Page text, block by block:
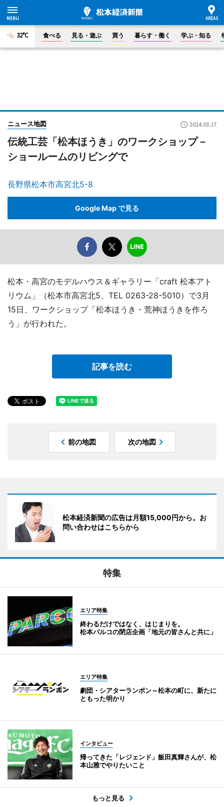
32°C 食べる 見る・遊ぶ 買う 暮らす・働く 学ぶ・知る
ニュース地図 2014.03.17
伝統工芸「松本ほうき」のワークショップ－
ショールームのリビングで
長野県松本市高宮北5-8
Google Map で見る
松本・高宮のモデルハウス＆ギャラリー「craft 松本アト
リウム」（松本市高宮北5、TEL 0263-28-5010）で3月
15日、ワークショップ「松本ほうき・荒神ほうきを作ろ
う」が行われた。
記事を読む
前の地図 次の地図
松本経済新聞の広告は月額15,000円から。お
問い合わせはこちらから
特集
エリア特集
終わるだけではなく、はじまりを。
松本パルコの閉店企画「地元の皆さんと共に」
エリア特集
劇団・シアターランポン～松本の町に、新たに
ともった明かり
インタビュー
帰ってきた「レジェンド」飯田真輝さんが、松
本山雅でやりたいこと
もっと見る